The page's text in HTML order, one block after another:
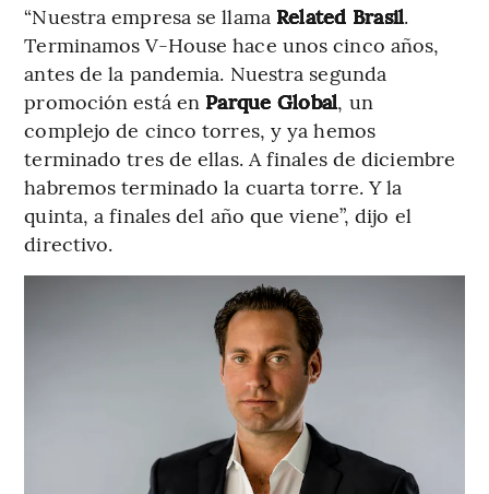
“Nuestra empresa se llama Related Brasil.
Terminamos V-House hace unos cinco años,
antes de la pandemia. Nuestra segunda
promoción está en Parque Global, un
complejo de cinco torres, y ya hemos
terminado tres de ellas. A finales de diciembre
habremos terminado la cuarta torre. Y la
quinta, a finales del año que viene”, dijo el
directivo.